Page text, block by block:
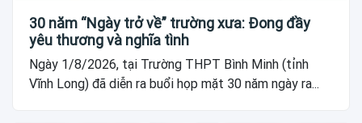
30 năm “Ngày trở về” trường xưa: Đong đầy
yêu thương và nghĩa tình
Ngày 1/8/2026, tại Trường THPT Bình Minh (tỉnh
Vĩnh Long) đã diễn ra buổi họp mặt 30 năm ngày ra...